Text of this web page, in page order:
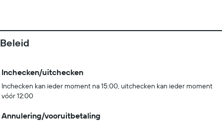
Beleid
Inchecken/uitchecken
Inchecken kan ieder moment na 15:00, uitchecken kan ieder moment
vóór 12:00
Annulering/vooruitbetaling